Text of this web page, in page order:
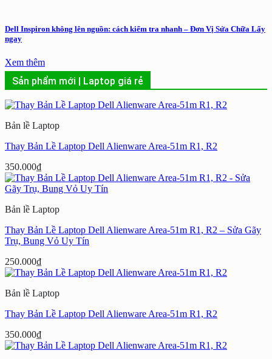
Dell Inspiron không lên nguồn: cách kiểm tra nhanh – Đơn Vị Sửa Chữa Lấy
ngay
Xem thêm
Sản phẩm mới | Laptop giá rẻ
Bản lề Laptop
Thay Bản Lề Laptop Dell Alienware Area-51m R1, R2
350.000₫
Bản lề Laptop
Thay Bản Lề Laptop Dell Alienware Area-51m R1, R2 – Sửa Gãy
Trụ, Bung Vỏ Uy Tín
250.000₫
Bản lề Laptop
Thay Bản Lề Laptop Dell Alienware Area-51m R1, R2
350.000₫